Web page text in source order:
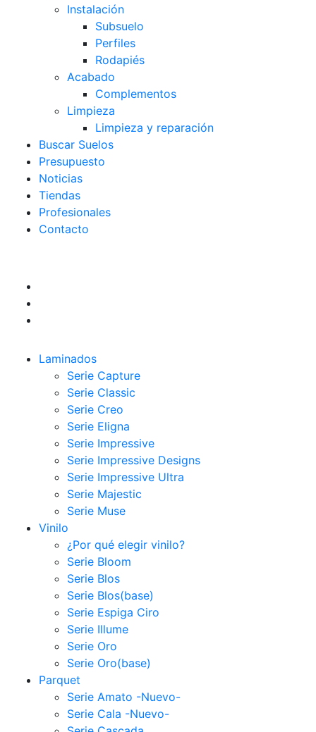
Instalación
Subsuelo
Perfiles
Rodapiés
Acabado
Complementos
Limpieza
Limpieza y reparación
Buscar Suelos
Presupuesto
Noticias
Tiendas
Profesionales
Contacto
Laminados
Serie Capture
Serie Classic
Serie Creo
Serie Eligna
Serie Impressive
Serie Impressive Designs
Serie Impressive Ultra
Serie Majestic
Serie Muse
Vinilo
¿Por qué elegir vinilo?
Serie Bloom
Serie Blos
Serie Blos(base)
Serie Espiga Ciro
Serie Illume
Serie Oro
Serie Oro(base)
Parquet
Serie Amato -Nuevo-
Serie Cala -Nuevo-